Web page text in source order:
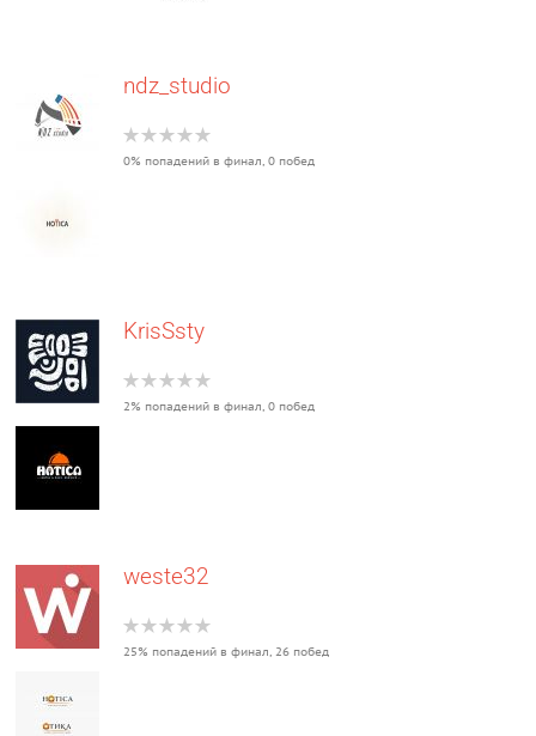
ndz_studio
0% попадений в финал, 0 побед
KrisSsty
2% попадений в финал, 0 побед
weste32
25% попадений в финал, 26 побед